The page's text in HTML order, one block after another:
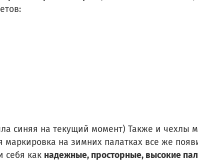
синяя на текущий момент) Также и чехлы
на зимних палатках все же
себя как надежные, просторные, высокие